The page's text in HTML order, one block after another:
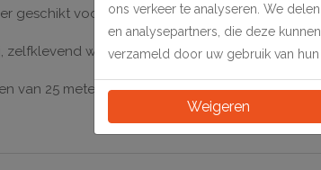
geschikt voor het maken van z.g.
zelfklevend wit katoenen textiel tape.
van 25 meter lengte.
ons verkeer te analyseren. We
en analysepartners, die deze
verzameld door uw gebruik van hun
Weigeren